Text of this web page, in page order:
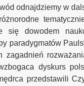
odnajdziemy w
się dowodem
paradygmatów
zagadnień
dyskurs
przedstawili